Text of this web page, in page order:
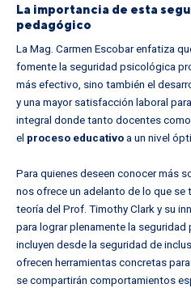
La importancia de esta
pedagógico
La Mag. Carmen Escobar enfatiza
fomente la seguridad psicológica
más efectivo, sino también el
y una mayor satisfacción laboral
integral donde tanto docentes
el proceso educativoa un nivel
Para quienes deseen conocer más
nos ofrece un adelanto de lo que se
teoría del Prof. Timothy Clark y su
para lograr plenamente la
incluyen desde la seguridad de
ofrecen herramientas concretas
se compartirán comportamientos